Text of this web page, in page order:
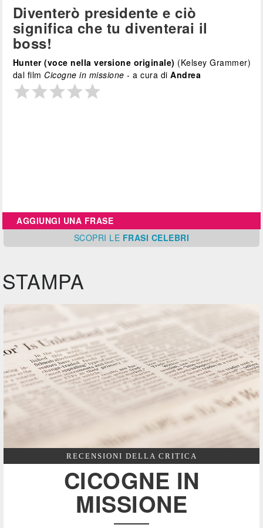
Diventerò presidente e ciò
significa che tu diventerai il
boss!
Hunter (voce nella versione originale) (Kelsey Grammer)
dal film Cicogne in missione - a cura diAndrea
AGGIUNGI UNA FRASE
SCOPRI LE FRASI CELEBRI
STAMPA
RECENSIONI DELLA CRITICA
CICOGNE IN
MISSIONE